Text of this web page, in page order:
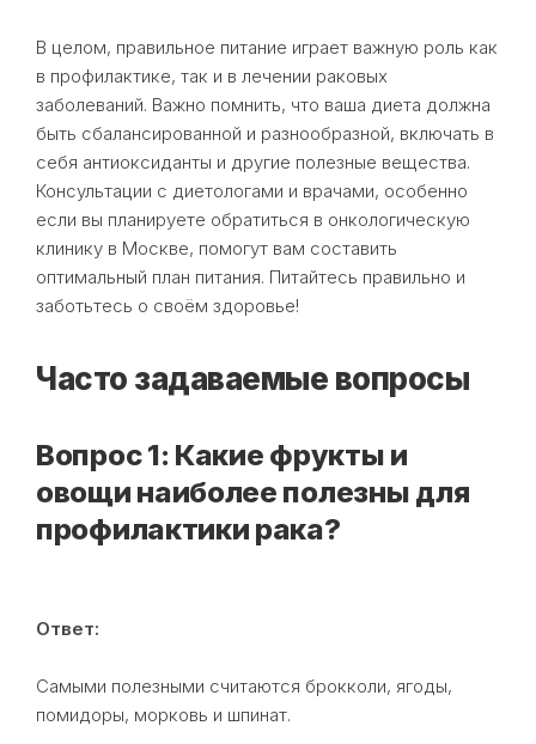
В целом, правильное питание играет важную роль как
в профилактике, так и в лечении раковых
заболеваний. Важно помнить, что ваша диета должна
быть сбалансированной и разнообразной, включать в
себя антиоксиданты и другие полезные вещества.
Консультации с диетологами и врачами, особенно
если вы планируете обратиться в онкологическую
клинику в Москве, помогут вам составить
оптимальный план питания. Питайтесь правильно и
заботьтесь о своём здоровье!
Часто задаваемые вопросы
Вопрос 1: Какие фрукты и
овощи наиболее полезны для
профилактики рака?
Ответ:
Самыми полезными считаются брокколи, ягоды,
помидоры, морковь и шпинат.